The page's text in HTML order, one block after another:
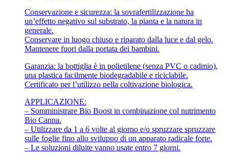
Conservazione e sicurezza: la sovrafertilizzazione ha
un’effetto negativo sul substrato, la pianta e la natura in
generale.
Conservare in luogo chiuso e riparato dalla luce e dal gelo.
Mantenere fuori dalla portata dei bambini.
Garanzia: la bottiglia è in polietilene (senza PVC o cadmio),
una plastica facilmente biodegradabile e riciclabile.
Certificato per l’utilizzo nella coltivazione biologica.
APPLICAZIONE:
– Somministrare Bio Boost in combinazione col nutrimento
Bio Canna.
– Utilizzare da 1 a 6 volte al giorno e/o spruzzare spruzzare
sulle foglie fino allo sviluppo di un apparato radicale forte.
– Le soluzioni diluite vanno usate entro 7 giorni.